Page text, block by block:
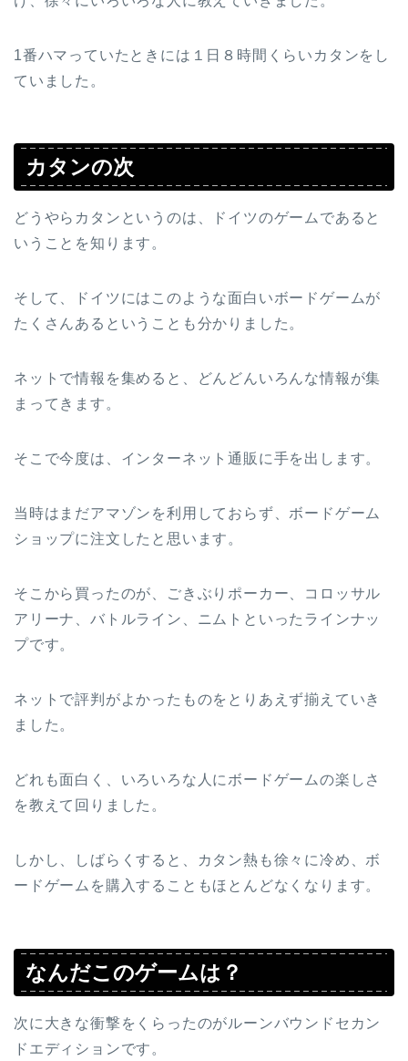
1番ハマっていたときには１日８時間くらいカタンをし
ていました。
カタンの次
どうやらカタンというのは、ドイツのゲームであると
いうことを知ります。
そして、ドイツにはこのような面白いボードゲームが
たくさんあるということも分かりました。
ネットで情報を集めると、どんどんいろんな情報が集
まってきます。
そこで今度は、インターネット通販に手を出します。
当時はまだアマゾンを利用しておらず、ボードゲーム
ショップに注文したと思います。
そこから買ったのが、ごきぶりポーカー、コロッサル
アリーナ、バトルライン、ニムトといったラインナッ
プです。
ネットで評判がよかったものをとりあえず揃えていき
ました。
どれも面白く、いろいろな人にボードゲームの楽しさ
を教えて回りました。
しかし、しばらくすると、カタン熱も徐々に冷め、ボ
ードゲームを購入することもほとんどなくなります。
なんだこのゲームは？
次に大きな衝撃をくらったのがルーンバウンドセカン
ドエディションです。